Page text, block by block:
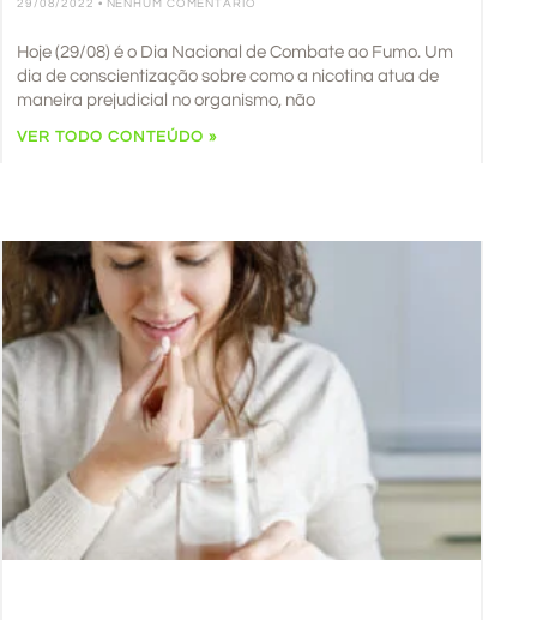
29/08/2022 NENHUM COMENTÁRIO
Hoje (29/08) é o Dia Nacional de Combate ao Fumo. Um
dia de conscientização sobre como a nicotina atua de
maneira prejudicial no organismo, não
VER TODO CONTEÚDO »